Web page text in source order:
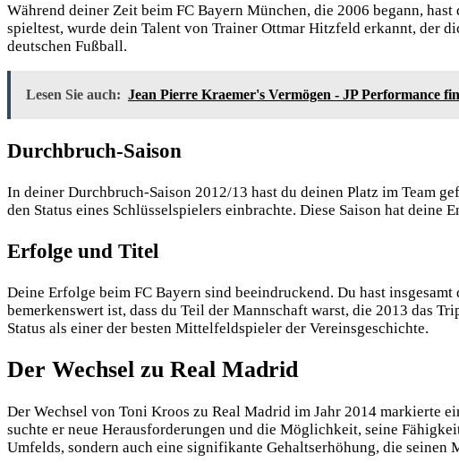
Während deiner Zeit beim FC Bayern München, die 2006 begann,
spieltest, wurde dein Talent von Trainer Ottmar Hitzfeld erkannt, der
deutschen Fußball.
Lesen Sie auch: Jean Pierre Kraemer's Vermögen - JP Performance
Durchbruch-Saison
In deiner Durchbruch-Saison 2012/13 hast du deinen Platz im Team
den Status eines Schlüsselspielers einbrachte. Diese Saison hat deine
Erfolge und Titel
Deine Erfolge beim FC Bayern sind beeindruckend. Du hast
bemerkenswert ist, dass du Teil der Mannschaft warst, die 2013 das
Status als einer der besten Mittelfeldspieler der Vereinsgeschichte.
Der Wechsel zu Real Madrid
Der Wechsel von Toni Kroos zu Real Madrid im Jahr 2014 markierte
suchte er neue Herausforderungen und die Möglichkeit, seine
Umfelds, sondern auch eine signifikante Gehaltserhöhung, die seinen